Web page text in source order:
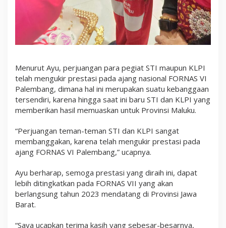
Menurut Ayu, perjuangan para pegiat STI maupun KLPI
telah mengukir prestasi pada ajang nasional FORNAS VI
Palembang, dimana hal ini merupakan suatu kebanggaan
tersendiri, karena hingga saat ini baru STI dan KLPI yang
memberikan hasil memuaskan untuk Provinsi Maluku.
“Perjuangan teman-teman STI dan KLPI sangat
membanggakan, karena telah mengukir prestasi pada
ajang FORNAS VI Palembang,” ucapnya.
Ayu berharap, semoga prestasi yang diraih ini, dapat
lebih ditingkatkan pada FORNAS VII yang akan
berlangsung tahun 2023 mendatang di Provinsi Jawa
Barat.
“Saya ucapkan terima kasih yang sebesar-besarnya,